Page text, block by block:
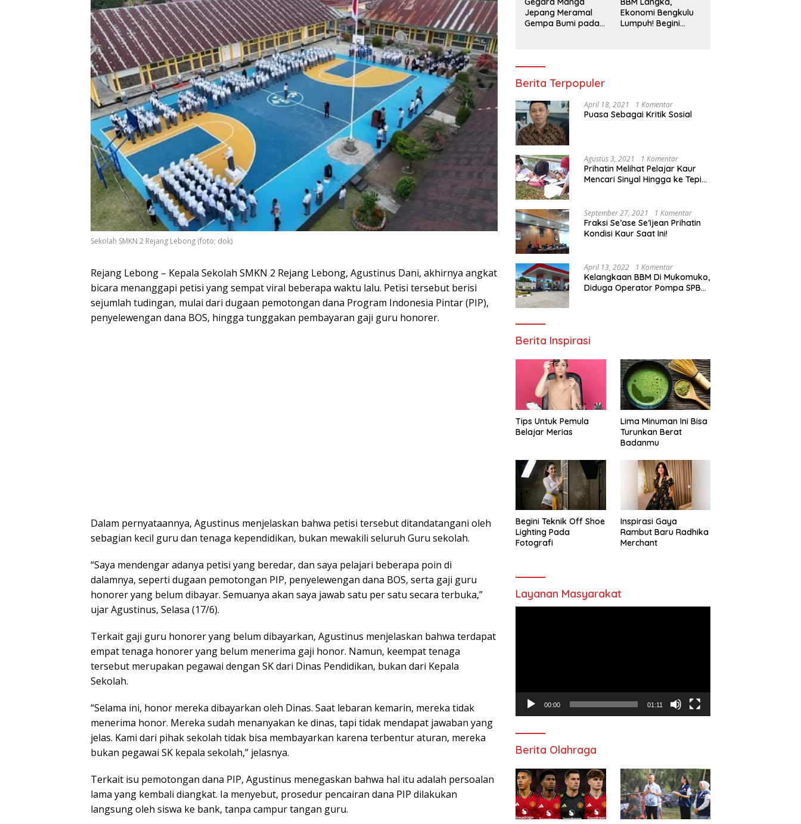
Sekolah SMKN 2 Rejang Lebong (foto; dok)
Rejang Lebong – Kepala Sekolah SMKN 2 Rejang Lebong, Agustinus Dani, akhirnya angkat
bicara menanggapi petisi yang sempat viral beberapa waktu lalu. Petisi tersebut berisi
sejumlah tudingan, mulai dari dugaan pemotongan dana Program Indonesia Pintar (PIP),
penyelewengan dana BOS, hingga tunggakan pembayaran gaji guru honorer.
Dalam pernyataannya, Agustinus menjelaskan bahwa petisi tersebut ditandatangani oleh
sebagian kecil guru dan tenaga kependidikan, bukan mewakili seluruh Guru sekolah.
“Saya mendengar adanya petisi yang beredar, dan saya pelajari beberapa poin di
dalamnya, seperti dugaan pemotongan PIP, penyelewengan dana BOS, serta gaji guru
honorer yang belum dibayar. Semuanya akan saya jawab satu per satu secara terbuka,”
ujar Agustinus, Selasa (17/6).
Terkait gaji guru honorer yang belum dibayarkan, Agustinus menjelaskan bahwa terdapat
empat tenaga honorer yang belum menerima gaji honor. Namun, keempat tenaga
tersebut merupakan pegawai dengan SK dari Dinas Pendidikan, bukan dari Kepala
Sekolah.
“Selama ini, honor mereka dibayarkan oleh Dinas. Saat lebaran kemarin, mereka tidak
menerima honor. Mereka sudah menanyakan ke dinas, tapi tidak mendapat jawaban yang
jelas. Kami dari pihak sekolah tidak bisa membayarkan karena terbentur aturan, mereka
bukan pegawai SK kepala sekolah,” jelasnya.
Terkait isu pemotongan dana PIP, Agustinus menegaskan bahwa hal itu adalah persoalan
lama yang kembali diangkat. Ia menyebut, prosedur pencairan dana PIP dilakukan
langsung oleh siswa ke bank, tanpa campur tangan guru.
Jepang Meramal
Gempa Bumi pada
Ekonomi Bengkulu
Lumpuh! Begini
Berita Terpopuler
April 18, 2021 1 Komentar
Puasa Sebagai Kritik Sosial
Agustus 3, 2021 1 Komentar
Prihatin Melihat Pelajar Kaur
Mencari Sinyal Hingga ke Tepi
Segera Bertindak
September 27, 2021 1 Komentar
Fraksi Se’ase Se’ijean Prihatin
Kondisi Kaur Saat Ini!
April 13, 2022 1 Komentar
Kelangkaan BBM Di Mukomuko,
Diduga Operator Pompa SPBU
Berita Inspirasi
Tips Untuk Pemula
Belajar Merias
Lima Minuman Ini Bisa
Turunkan Berat
Badanmu
Begini Teknik Off Shoe
Lighting Pada
Fotografi
Inspirasi Gaya
Rambut Baru Radhika
Merchant
Layanan Masyarakat
00:00 01:11
Berita Olahraga